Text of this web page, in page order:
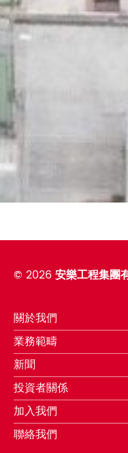
© 2026安樂工程集團
關於我們
業務範疇
新聞
投資者關係
加入我們
聯絡我們